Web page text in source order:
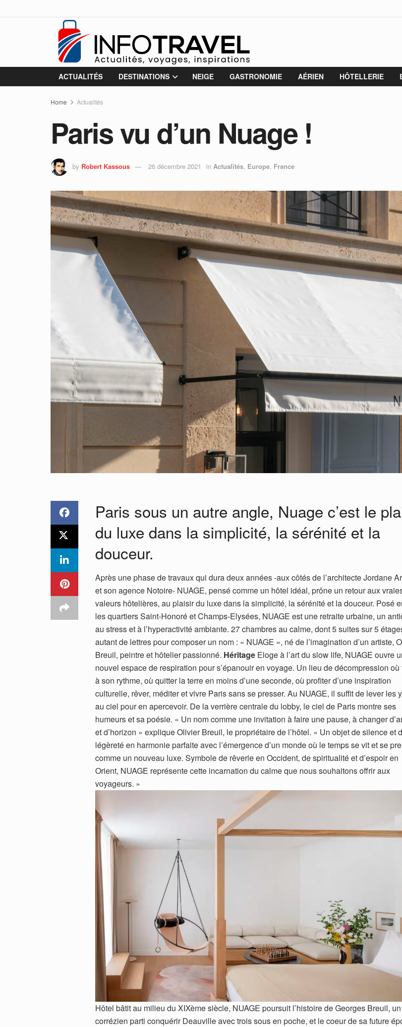
ACTUALITÉS DESTINATIONS NEIGE GASTRONOMIE AÉRIEN HÔTELLERIE
Home Actualités
Paris vu d’un Nuage !
by Robert Kassous 26 décembre 2021 in Actualités, Europe, France
Paris sous un autre angle, Nuage c’est le
du luxe dans la simplicité, la sérénité et la
douceur.
Après une phase de travaux qui dura deux années -aux côtés de l’architecte Jordane
et son agence Notoire- NUAGE, pensé comme un hôtel idéal, prône un retour aux
valeurs hôtelières, au plaisir du luxe dans la simplicité, la sérénité et la douceur. Posé
les quartiers Saint-Honoré et Champs-Elysées, NUAGE est une retraite urbaine, un
au stress et à l’hyperactivité ambiante. 27 chambres au calme, dont 5 suites sur 5
autant de lettres pour composer un nom : « NUAGE », né de l’imagination d’un artiste,
Breuil, peintre et hôtelier passionné. Héritage Eloge à l’art du slow life, NUAGE ouvre
nouvel espace de respiration pour s’épanouir en voyage. Un lieu de décompression où
à son rythme, où quitter la terre en moins d’une seconde, où profiter d’une inspiration
culturelle, rêver, méditer et vivre Paris sans se presser. Au NUAGE, il suffit de lever les
au ciel pour en apercevoir. De la verrière centrale du lobby, le ciel de Paris montre ses
humeurs et sa poésie. « Un nom comme une invitation à faire une pause, à changer
et d’horizon » explique Olivier Breuil, le propriétaire de l’hôtel. « Un objet de silence et
légèreté en harmonie parfaite avec l’émergence d’un monde où le temps se vit et se
comme un nouveau luxe. Symbole de rêverie en Occident, de spiritualité et d’espoir en
Orient, NUAGE représente cette incarnation du calme que nous souhaitons offrir aux
voyageurs. »
Hôtel bâtit au milieu du XIXème siècle, NUAGE poursuit l’histoire de Georges Breuil, un
corrézien parti conquérir Deauville avec trois sous en poche, et le coeur de sa future